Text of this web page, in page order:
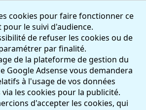
cookies pour faire fonctionner ce
pour le suivi d'audience.
de refuser les cookies ou de
par finalité.
de la plateforme de gestion du
Google Adsense vous demandera
à l'usage de vos données
les cookies pour la publicité.
d'accepter les cookies, qui